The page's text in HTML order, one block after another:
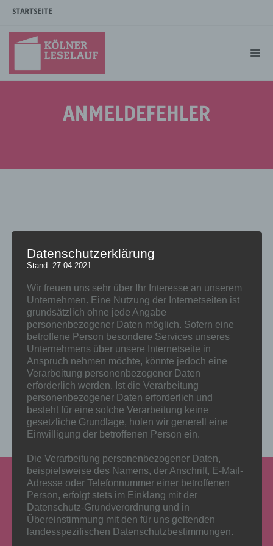
STARTSEITE
ANMELDEFEHLER
Ihre Anmeldung
konnte nicht
abgeschlossen werden
Beim Versuch Sie anzumelden ist ein Fehler aufgetreten.Bitte
geben Sie eine gültige E-Mail Adresse ein.
Zurück
Datenschutzerklärung
Stand: 27.04.2021
Wir freuen uns sehr über Ihr Interesse an unserem
Unternehmen. Eine Nutzung der Internetseiten ist
grundsätzlich ohne jede Angabe
personenbezogener Daten möglich. Sofern eine
betroffene Person besondere Services unseres
Unternehmens über unsere Internetseite in
Anspruch nehmen möchte, könnte jedoch eine
Verarbeitung personenbezogener Daten
erforderlich werden. Ist die Verarbeitung
personenbezogener Daten erforderlich und
besteht für eine solche Verarbeitung keine
gesetzliche Grundlage, holen wir generell eine
Einwilligung der betroffenen Person ein.
Die Verarbeitung personenbezogener Daten,
beispielsweise des Namens, der Anschrift, E-Mail-
Adresse oder Telefonnummer einer betroffenen
Person, erfolgt stets im Einklang mit der
Datenschutz-Grundverordnung und in
Übereinstimmung mit den für uns geltenden
landesspezifischen Datenschutzbestimmungen.